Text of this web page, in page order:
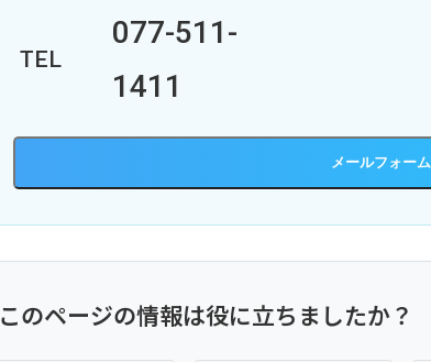
TEL
077-511-
1411
メールフォーム
このページの情報は役に立ちましたか？